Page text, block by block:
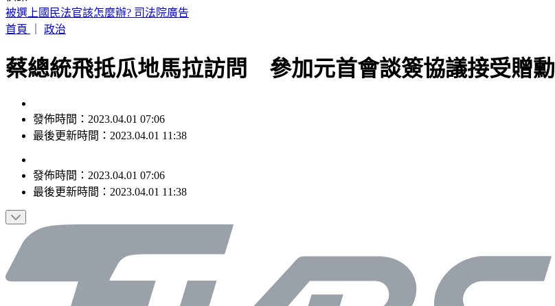
被選上國民法官該怎麼辦? 司法院廣告
首頁
政治
蔡總統飛抵瓜地馬拉訪問 參加元首會談簽協議接受贈勳
發佈時間：2023.04.01 07:06
最後更新時間：2023.04.01 11:38
發佈時間： 2023.04.01 07:06
最後更新時間： 2023.04.01 11:38